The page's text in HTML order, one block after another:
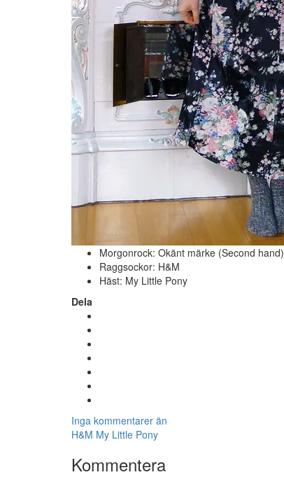
Morgonrock: Okänt märke (Second hand)
Raggsockor: H&M
Häst: My Little Pony
Dela
Inga kommentarer än
H&M My Little Pony
Kommentera